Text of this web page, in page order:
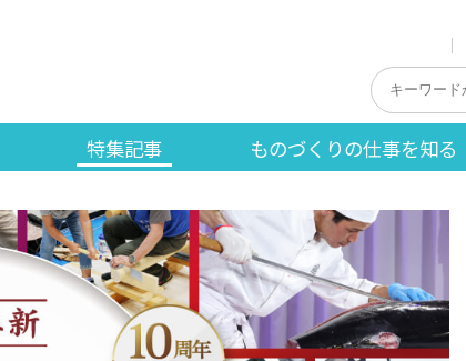
特集記事 ものづくりの仕事を知る